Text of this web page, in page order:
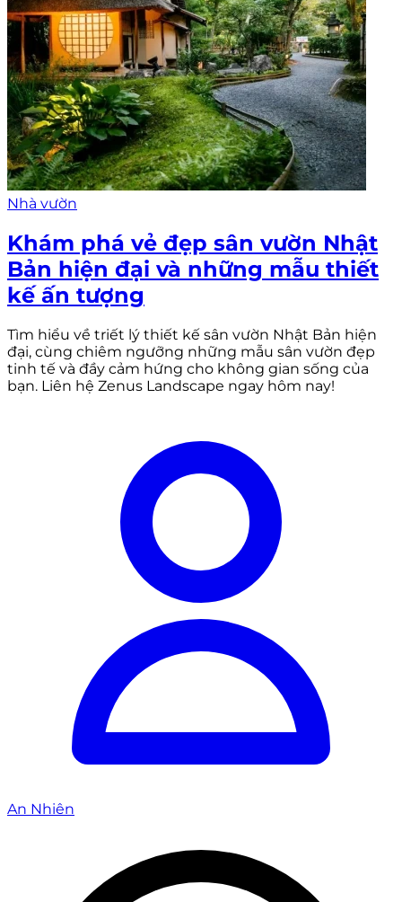
Nhà vườn
Khám phá vẻ đẹp sân vườn Nhật
Bản hiện đại và những mẫu thiết
kế ấn tượng
Tìm hiểu về triết lý thiết kế sân vườn Nhật Bản hiện
đại, cùng chiêm ngưỡng những mẫu sân vườn đẹp
tinh tế và đầy cảm hứng cho không gian sống của
bạn. Liên hệ Zenus Landscape ngay hôm nay!
An Nhiên